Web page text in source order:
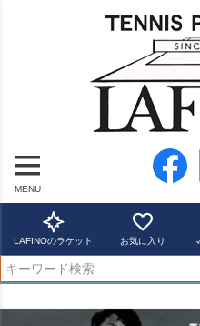
MENU
LAFINOのラケット お気に入り